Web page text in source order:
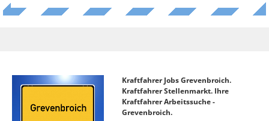
Kraftfahrer Jobs Grevenbroich.
Kraftfahrer Stellenmarkt. Ihre
Kraftfahrer Arbeitssuche -
Grevenbroich.